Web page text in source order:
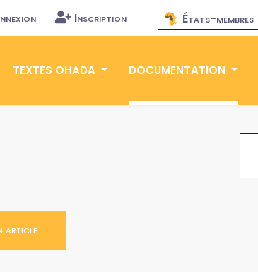
Inscription États-membres
TEXTES OHADA DOCUMENTATION
article